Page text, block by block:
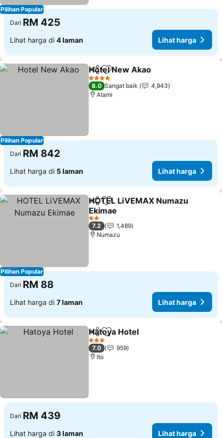
Pilihan Popular
Dari RM 425
Lihat harga di 4 laman Lihat harga
Pilihan Popular
KongsiTambah ke favorit
Hotel New Akao
4 Bintang
8.0 Sangat baik
4,943
Atami
Dari RM 842
Lihat harga di 5 laman Lihat harga
Pilihan Popular
KongsiTambah ke favorit
HOTEL LiVEMAX Numazu
Ekimae
2 Bintang
7.2
1,489
Numazu
Dari RM 88
Lihat harga di 7 laman Lihat harga
KongsiTambah ke favorit
Hatoya Hotel
3 Bintang
7.0
959
Ito
Dari RM 439
Lihat harga di 3 laman Lihat harga